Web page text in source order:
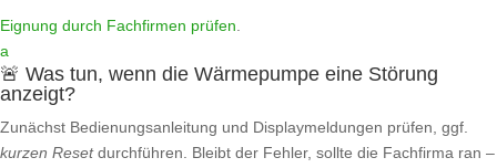
Eignung durch Fachfirmen prüfen.
a
🚨 Was tun, wenn die Wärmepumpe eine Störung
anzeigt?
Zunächst Bedienungsanleitung und Displaymeldungen prüfen, ggf.
kurzen Resetdurchführen. Bleibt der Fehler, sollte die Fachfirma ran –